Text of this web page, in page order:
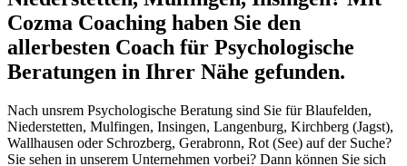
Cozma Coaching haben Sie den
allerbesten Coach für Psychologische
Beratungen in Ihrer Nähe gefunden.
Nach unsrem Psychologische Beratung sind Sie für Blaufelden,
Niederstetten, Mulfingen, Insingen, Langenburg, Kirchberg (Jagst),
Wallhausen oder Schrozberg, Gerabronn, Rot (See) auf der Suche?
Sie sehen in unserem Unternehmen vorbei? Dann können Sie sich